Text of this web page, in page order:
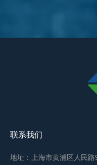
联系我们
地址：上海市黄浦区人民